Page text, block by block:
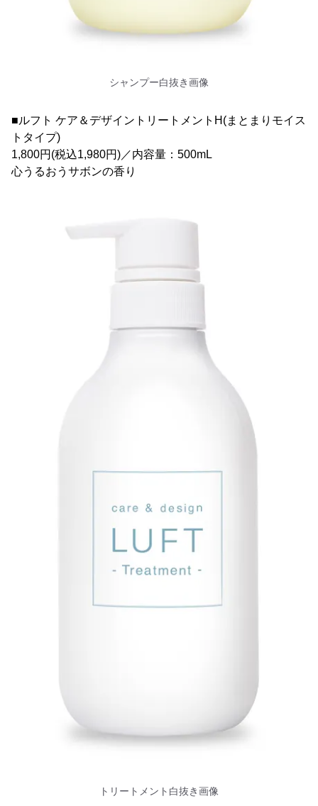
シャンプー白抜き画像
■ルフト ケア＆デザイントリートメントH(まとまりモイス
トタイプ)
1,800円(税込1,980円)／内容量：500mL
心うるおうサボンの香り
トリートメント白抜き画像